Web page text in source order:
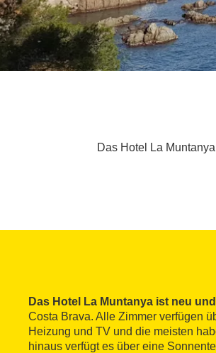
Das Hotel La
Das Hotel La Muntanya ist neu und
Costa Brava. Alle Zimmer verfügen
Heizung und TV und die meisten
hinaus verfügt es über eine